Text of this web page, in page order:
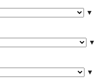
▼
▼
▼